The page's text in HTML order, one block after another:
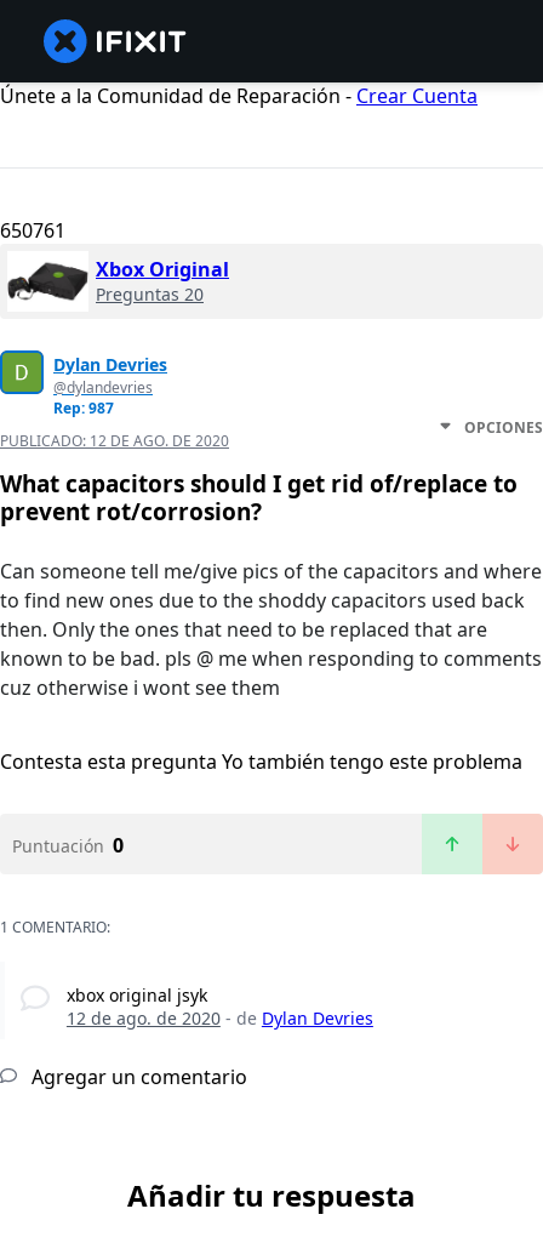
Únete a la Comunidad de Reparación - Crear Cuenta
650761
Xbox Original
Preguntas 20
Dylan Devries
@dylandevries
Rep: 987
PUBLICADO: 12 DE AGO. DE 2020
OPCIONES
What capacitors should I get rid of/replace to
prevent rot/corrosion?
Can someone tell me/give pics of the capacitors and where
to find new ones due to the shoddy capacitors used back
then. Only the ones that need to be replaced that are
known to be bad. pls @ me when responding to comments
cuz otherwise i wont see them
Contesta esta pregunta Yo también tengo este problema
Puntuación 0
1 COMENTARIO:
xbox original jsyk
12 de ago. de 2020- de Dylan Devries
Agregar un comentario
Añadir tu respuesta